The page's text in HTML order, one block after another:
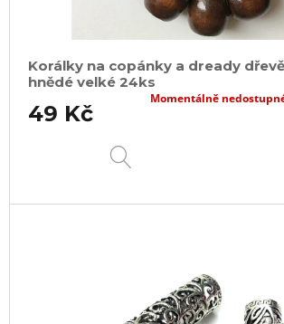
Korálky na copánky a dready
hnědé velké 24ks
49 Kč
Momentálně